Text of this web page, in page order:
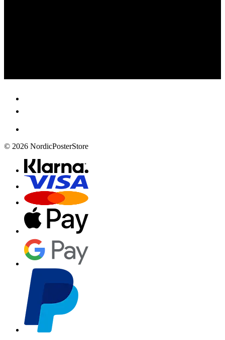
© 2026 NordicPosterStore